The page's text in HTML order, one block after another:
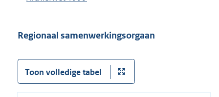
Regionaal samenwerkingsorgaan
Toon volledige tabel